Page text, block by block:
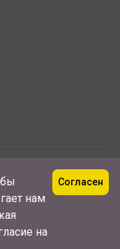
туристический
нам
на
Согласен